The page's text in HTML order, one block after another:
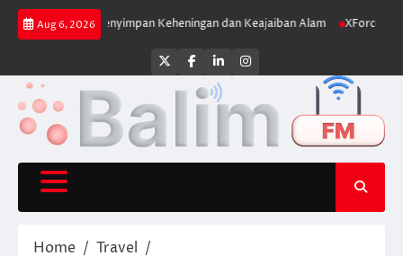
Skip
Aug 6, 2026
Menyimpan Keheningan dan Keajaiban Alam XForce Hybrid
Twitter
Facebook
LinkedInInstagram
Home
Travel